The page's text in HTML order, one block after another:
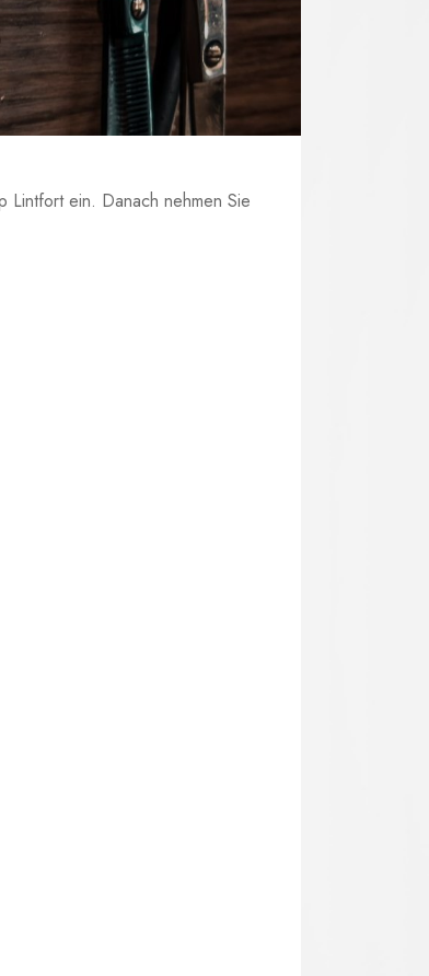
ein. Danach nehmen Sie